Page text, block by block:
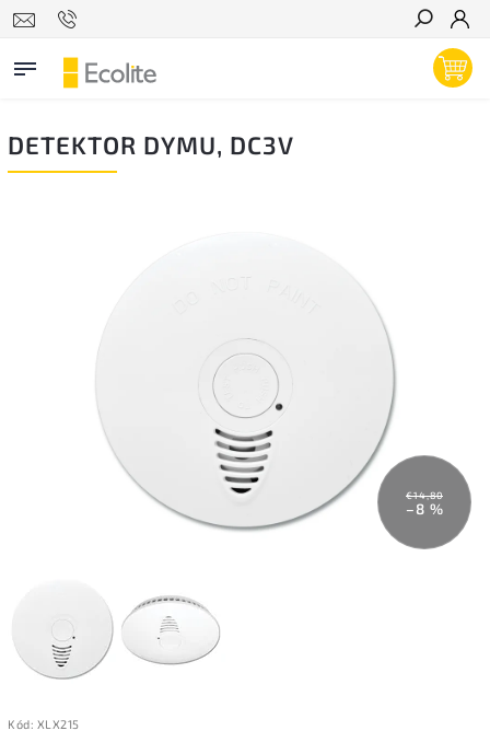
Hľadať
DETEKTOR DYMU, DC3V
€14,80
–8 %
Kód: XLX215